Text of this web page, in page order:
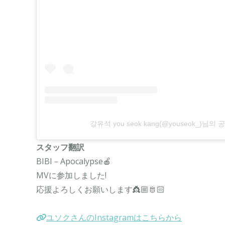
강유석 you seok kang(@youseok_)님의
スタッフ翻訳
BIBI－Apocalypse🍎
MVに参加しました!
応援よろしくお願いします👸🏼🫅🏻
ユソクさんのInstagramはこちらから